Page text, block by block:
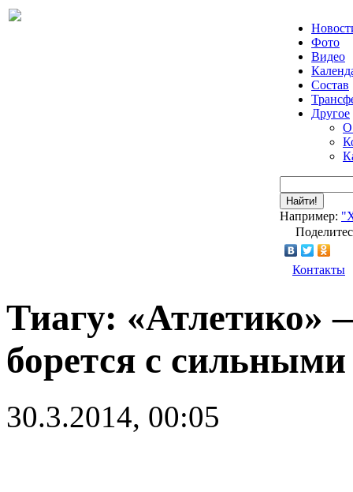
Фото
Видео
Состав
Другое
О
Найти!
Например:
Контакты
Тиагу: «Атлетико»
борется с
30.3.2014, 00:05